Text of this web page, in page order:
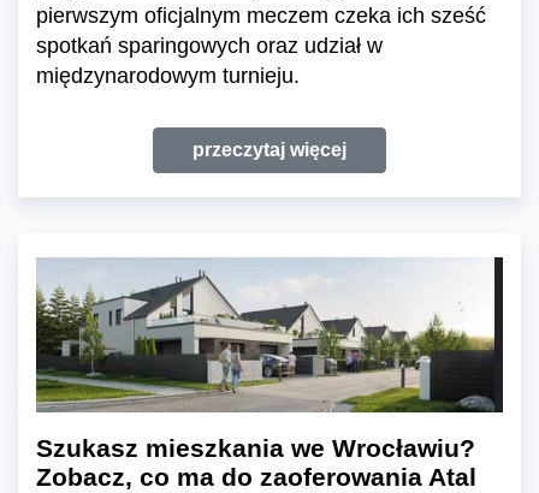
pierwszym oficjalnym meczem czeka ich sześć
spotkań sparingowych oraz udział w
międzynarodowym turnieju.
przeczytaj więcej
Szukasz mieszkania we Wrocławiu?
Zobacz, co ma do zaoferowania Atal